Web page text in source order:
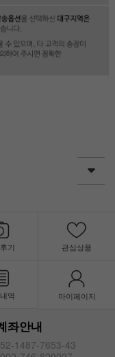
기 관심상품
역 마이페이지
좌안내
1487-7653-43